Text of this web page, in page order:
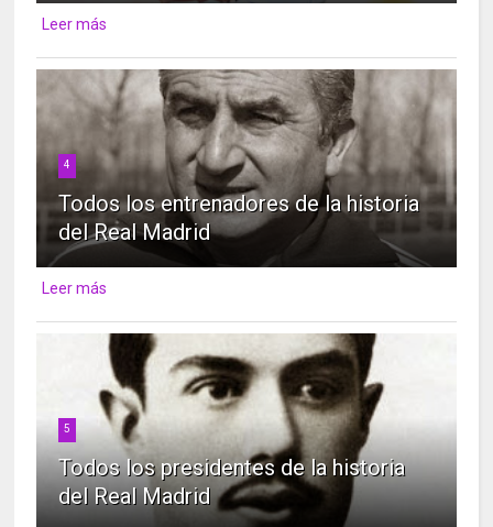
Leer más
4
Todos los entrenadores de la historia
del Real Madrid
Leer más
5
Todos los presidentes de la historia
del Real Madrid